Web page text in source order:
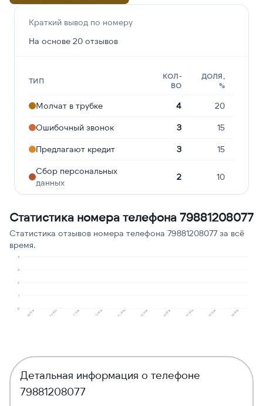
Краткий вывод по номеру
На основе 20 отзывов
ТИП
КОЛ-
ВО
ДОЛЯ,
%
Молчат в трубке 4 20
Ошибочный звонок 3 15
Предлагают кредит 3 15
Сбор персональных
данных
2 10
Реклама услуг и сервисов
Статистика номера телефона 79881208077
Статистика отзывов номера телефона 79881208077 за всё
время.
0
1
2
3
4
08.2025 09.2025 11.2025 12.2025 01.2026 02.2026 03.2026 04.2026 05.2026 08.2026
Детальная информация о телефоне
79881208077